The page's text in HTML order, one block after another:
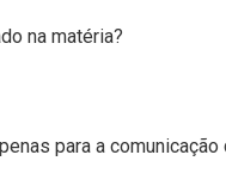
na matéria?
para a comunicação